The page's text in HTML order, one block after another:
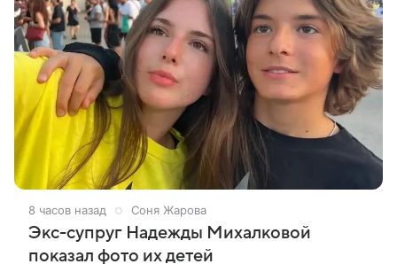
8 часов назад Соня Жарова
Экс-супруг Надежды Михалковой
показал фото их детей